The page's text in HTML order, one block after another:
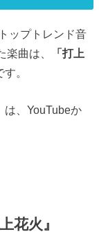
ップトレンド音
曲は、
「打上
す。
は、YouTubeか
花火』